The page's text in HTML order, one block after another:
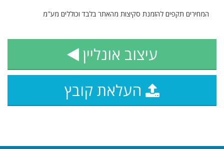
המחירים תקפים להזמנת סקיצות מהאתר בלבד וכוללים מע"מ
עיצוב אונליין
העלאת קובץ